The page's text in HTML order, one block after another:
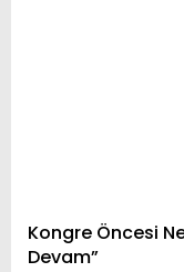
Kongre Öncesi
Devam”